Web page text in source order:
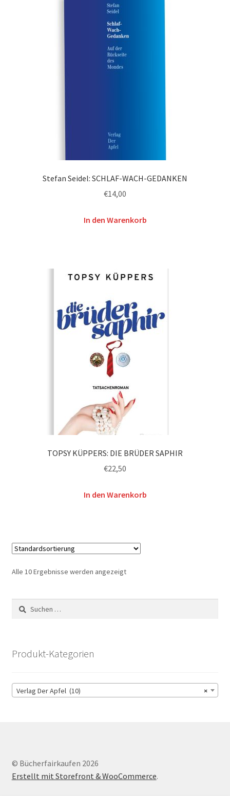
Stefan Seidel: SCHLAF-WACH-GEDANKEN
€14,00
In den Warenkorb
TOPSY KÜPPERS: DIE BRÜDER SAPHIR
€22,50
In den Warenkorb
Alle 10 Ergebnisse werden angezeigt
Suchen
nach:
Produkt-Kategorien
×
Verlag Der Apfel (10)
© Bücherfairkaufen 2026
Erstellt mit Storefront & WooCommerce.